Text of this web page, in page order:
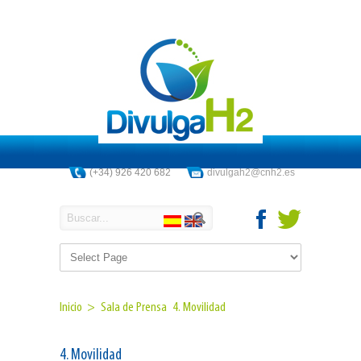
(+34) 926 420 682 divulgah2@cnh2.es
Inicio > Sala de Prensa 4. Movilidad
4. Movilidad